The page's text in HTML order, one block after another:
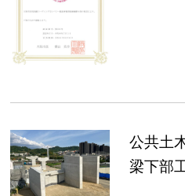
公共土
梁下部